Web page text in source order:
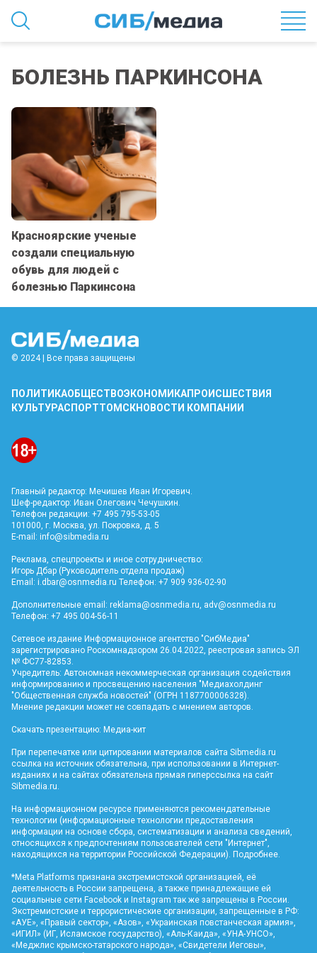
БОЛЕЗНЬ ПАРКИНСОНА
Красноярские ученые
создали специальную
обувь для людей с
болезнью Паркинсона
© 2024 | Все права защищены
ПОЛИТИКАОБЩЕСТВОЭКОНОМИКАПРОИСШЕСТВИЯ
КУЛЬТУРАСПОРТТОМСКНОВОСТИ КОМПАНИИ
Главный редактор: Мечишев Иван Игоревич.
Шеф-редактор: Иван Олегович Чечушкин.
Телефон редакции: +7 495 795-53-05
101000, г. Москва, ул. Покровка, д. 5
E-mail: info@sibmedia.ru
Реклама, спецпроекты и иное сотрудничество:
Игорь Дбар (Руководитель отдела продаж)
Email: i.dbar@osnmedia.ru Телефон: +7 909 936-02-90
Дополнительные email: reklama@osnmedia.ru adv@osnmedia.ru
Телефон: +7 495 004-56-11
Сетевое издание Информационное агентство "СибМедиа"
зарегистрировано Роскомнадзором 26.04.2022, реестровая запись ЭЛ
№ ФС77-82853.
Учредитель: Автономная некоммерческая организация содействия
информированию и просвещению населения "Медиахолдинг
"Общественная служба новостей" (ОГРН 1187700006328).
Мнение редакции может не совпадать с мнением авторов.
Скачать презентацию: Медиа-кит
При перепечатке или цитировании материалов сайта Sibmedia.ru
ссылка на источник обязательна, при использовании в Интернет-
изданиях и на сайтах обязательна прямая гиперссылка на сайт
Sibmedia.ru
На информационном ресурсе применяются рекомендательные
технологии (информационные технологии предоставления
информации на основе сбора, систематизации и анализа сведений,
относящихся к предпочтениям пользователей сети "Интернет",
находящихся на территории Российской Федерации). Подробнее
*Meta Platforms признана экстремистской организацией, её
деятельность в России запрещена, а также принадлежащие ей
социальные сети Facebook и Instagram так же запрещены в России.
Экстремистские и террористические организации, запрещенные в РФ:
«АУЕ», «Правый сектор», «Азов», «Украинская повстанческая армия»,
«ИГИЛ» (ИГ, Исламское государство), «Аль-Каида», «УНА-УНСО»,
«Меджлис крымско-татарского народа», «Свидетели Иеговы»,